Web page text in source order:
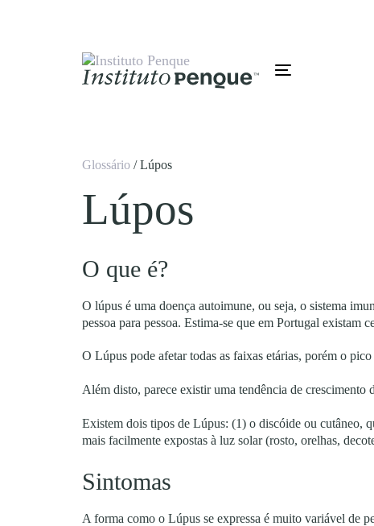
navigation
Toggle
Glossário / Lúpos
Lúpos
O que é?
O lúpus é uma doença autoimune, ou seja, o sistema
pessoa para pessoa. Estima-se que em Portugal existam
O Lúpus pode afetar todas as faixas etárias, porém o
Além disto, parece existir uma tendência de
Existem dois tipos de Lúpus: (1) o discóide ou cutâneo,
mais facilmente expostas à luz solar (rosto, orelhas,
Sintomas
A forma como o Lúpus se expressa é muito variável de